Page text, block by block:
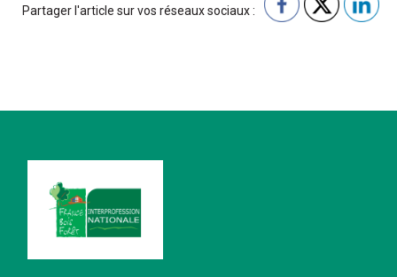
Partager l'article sur vos réseaux sociaux :